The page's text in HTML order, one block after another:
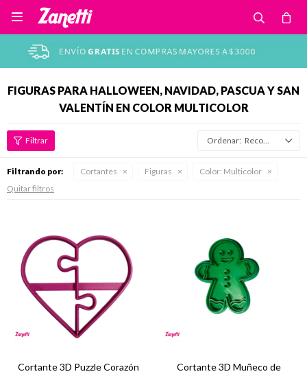

FIGURAS PARA HALLOWEEN, NAVIDAD, PASCUA Y SAN
VALENTÍN EN COLOR MULTICOLOR
Recomendados
Filtrando por: Cortantes Figuras Color: Multicolor
Quitar filtros
Cortante 3D Puzzle Corazón
Cortante 3D Muñeco de